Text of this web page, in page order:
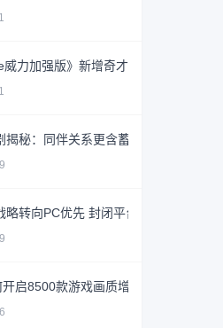
威力加强版》新增奇才转机系统 玩法全
揭秘：同伴关系更含蓄，恋爱节奏放缓
略转向PC优先 封闭平台争议引行业反
启8500款游戏画质增强？